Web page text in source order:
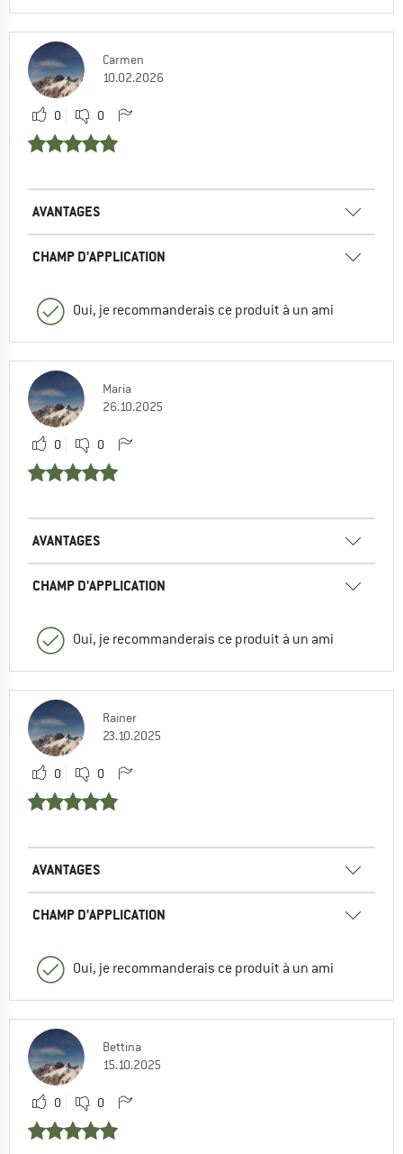
Carmen
10.02.2026
0 0
AVANTAGES
CHAMP D'APPLICATION
Oui, je recommanderais ce produit à un ami
Maria
26.10.2025
0 0
AVANTAGES
CHAMP D'APPLICATION
Oui, je recommanderais ce produit à un ami
Rainer
23.10.2025
0 0
AVANTAGES
CHAMP D'APPLICATION
Oui, je recommanderais ce produit à un ami
Bettina
15.10.2025
0 0